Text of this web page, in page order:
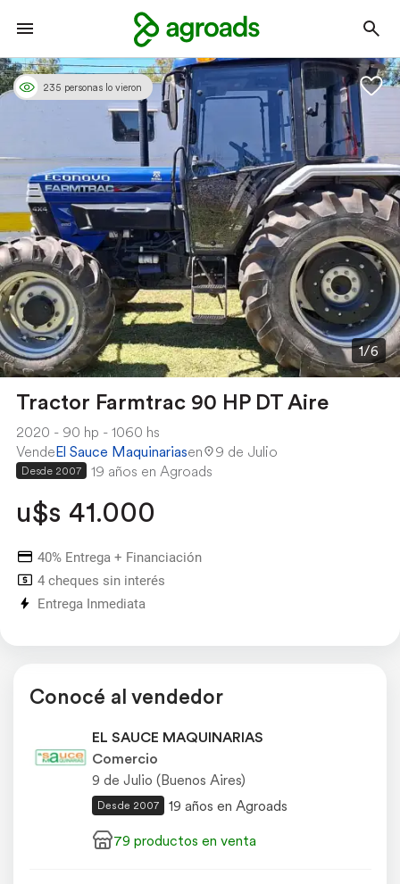
1/6
235 personas lo vieron
Tractor Farmtrac 90 HP DT Aire
2020 90 hp
1060 hs
VendeEl Sauce Maquinariasen 9 de Julio
Desde 2007 19 años en Agroads
u$s 41.000
40% Entrega + Financiación
4 cheques sin interés
Entrega Inmediata
Conocé al vendedor
EL SAUCE MAQUINARIAS
Comercio
9 de Julio (Buenos Aires)
Desde 2007
19 años en Agroads
79 productos en venta